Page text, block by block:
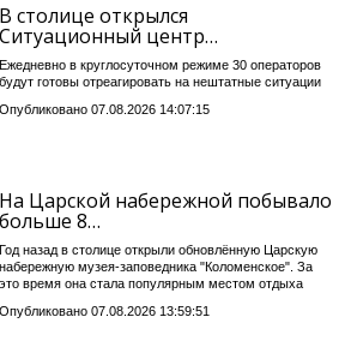
В столице открылся
Ситуационный центр…
Ежедневно в круглосуточном режиме 30 операторов
будут готовы отреагировать на нештатные ситуации
Опубликовано 07.08.2026 14:07:15
На Царской набережной побывало
больше 8…
Год назад в столице открыли обновлённую Царскую
набережную музея-заповедника "Коломенское". За
это время она стала популярным местом отдыха
Опубликовано 07.08.2026 13:59:51